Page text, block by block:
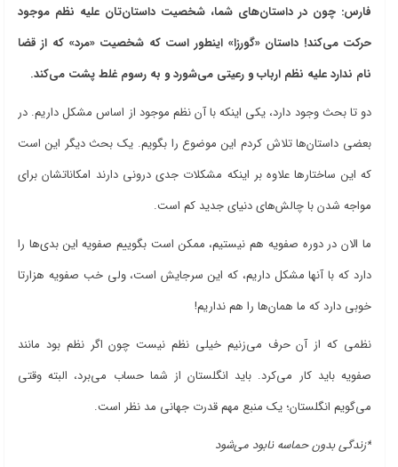
فارس: چون در داستان‌های شما، شخصیت داستان‌تان علیه نظم موجود
حرکت می‌کند! داستان «گورزا» اینطور است که شخصیت «مرد» که از قضا
نام ندارد علیه نظم ارباب و رعیتی می‌شورد و به رسوم غلط پشت می‌کند.
دو تا بحث وجود دارد، یکی اینکه با آن نظم موجود از اساس مشکل داریم. در
بعضی داستان‌ها تلاش کردم این موضوع را بگویم. یک بحث دیگر این است
که این ساختارها علاوه بر اینکه مشکلات جدی درونی دارند امکاناتشان برای
مواجه شدن با چالش‌های دنیای جدید کم است.
ما الان در دوره صفویه هم نیستیم، ممکن است بگوییم صفویه این بدی‌ها را
دارد که با آنها مشکل داریم، که این سرجایش است، ولی خب صفویه هزارتا
خوبی دارد که ما همان‌ها را هم نداریم!
نظمی که از آن حرف می‌زنیم خیلی نظم نیست چون اگر نظم بود مانند
صفویه باید کار می‌کرد. باید انگلستان از شما حساب می‌برد، البته وقتی
می‌گویم انگلستان؛ یک منبع مهم قدرت جهانی مد نظر است.
*زندگی بدون حماسه نابود می‌شود